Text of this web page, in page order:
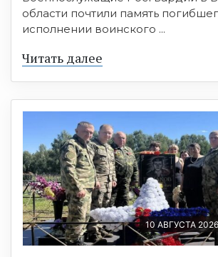
области почтили память
исполнении воинского ...
Читать далее
10 АВГУСТА